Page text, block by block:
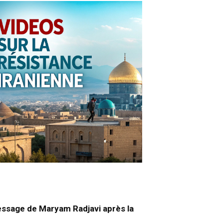
de Maryam Radjavi après la